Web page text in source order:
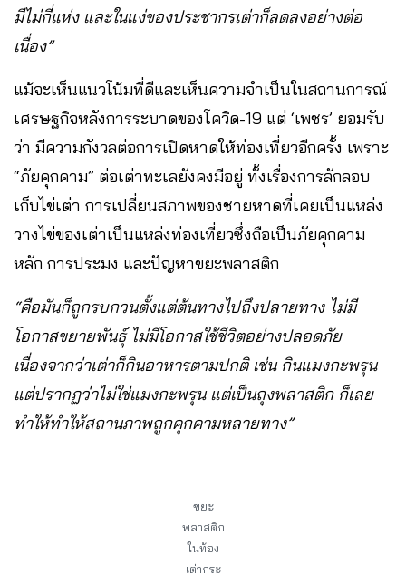
มีไม่กี่แห่ง และในแง่ของประชากรเต่าก็ลดลงอย่างต่อ
เนื่อง”
แม้จะเห็นแนวโน้มที่ดีและเห็นความจำเป็นในสถานการณ์
เศรษฐกิจหลังการระบาดของโควิด-19 แต่ ‘เพชร’ ยอมรับ
ว่า มีความกังวลต่อการเปิดหาดให้ท่องเที่ยวอีกครั้ง เพราะ
“ภัยคุกคาม” ต่อเต่าทะเลยังคงมีอยู่ ทั้งเรื่องการลักลอบ
เก็บไข่เต่า การเปลี่ยนสภาพของชายหาดที่เคยเป็นแหล่ง
วางไข่ของเต่าเป็นแหล่งท่องเที่ยวซึ่งถือเป็นภัยคุกคาม
หลัก การประมง และปัญหาขยะพลาสติก
“คือมันก็ถูกรบกวนตั้งแต่ต้นทางไปถึงปลายทาง ไม่มี
โอกาสขยายพันธุ์ ไม่มีโอกาสใช้ชีวิตอย่างปลอดภัย
เนื่องจากว่าเต่าก็กินอาหารตามปกติ เช่น กินแมงกะพรุน
แต่ปรากฏว่าไม่ใช่แมงกะพรุน แต่เป็นถุงพลาสติก ก็เลย
ทำให้ทำให้สถานภาพถูกคุกคามหลายทาง”
ขยะ
พลาสติก
ในท้อง
เต่ากระ